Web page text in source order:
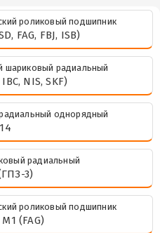
роликовый подшипник
FAG, FBJ, ISB)
радиальный
NIS, SKF)
однорядный
радиальный
3)
роликовый подшипник
(FAG)